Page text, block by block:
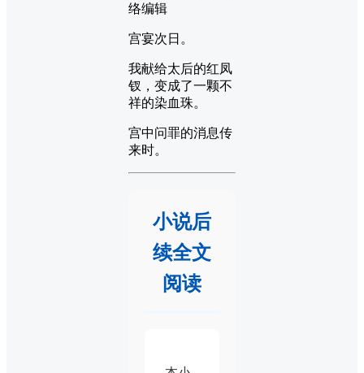
络编辑
宫宴次日。
我献给太后的红凤
钗，变成了一颗不
祥的染血珠。
宫中问罪的消息传
来时。
小说后
续全文
阅读